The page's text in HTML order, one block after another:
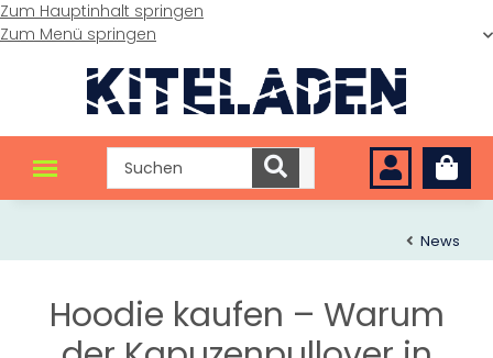
Zum Hauptinhalt springen
Zum Menü springen
News
Hoodie kaufen – Warum